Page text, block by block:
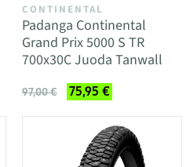
CONTINENTAL
Padanga Continental
Grand Prix 5000 S TR
700x30C Juoda Tanwall
97,00 € 75,95 €